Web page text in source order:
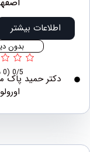
اطلاعات بیشتر
بدون دیدگاه
دکتر حمید پاک منش
اورولوژی